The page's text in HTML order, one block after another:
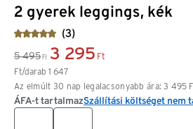
2 gyerek leggings, kék
(3)
5 495 Ft 3 295 Ft
Ft/darab 1 647
Az elmúlt 30 nap legalacsonyabb ára: 3 495
ÁFA-t tartalmazSzállítási költséget nem